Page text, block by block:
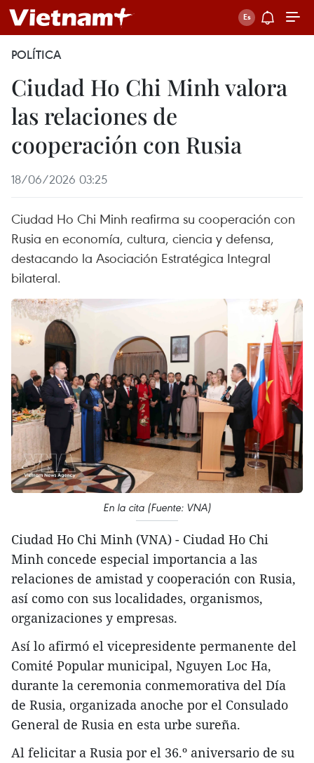
POLÍTICA
Ciudad Ho Chi Minh valora
las relaciones de
cooperación con Rusia
18/06/2026 03:25
Ciudad Ho Chi Minh reafirma su cooperación con
Rusia en economía, cultura, ciencia y defensa,
destacando la Asociación Estratégica Integral
bilateral.
En la cita (Fuente: VNA)
Ciudad Ho Chi Minh (VNA) - Ciudad Ho Chi
Minh concede especial importancia a las
relaciones de amistad y cooperación con Rusia,
así como con sus localidades, organismos,
organizaciones y empresas.
Así lo afirmó el vicepresidente permanente del
Comité Popular municipal, Nguyen Loc Ha,
durante la ceremonia conmemorativa del Día
de Rusia, organizada anoche por el Consulado
General de Rusia en esta urbe sureña.
Al felicitar a Rusia por el 36.º aniversario de su